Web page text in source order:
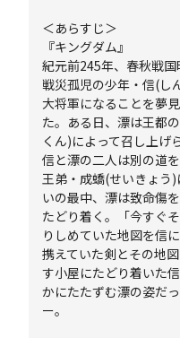
＜あらすじ＞
『キングダム』
紀元前245年、春秋戦国
戦災孤児の少年・信(し
大将軍になることを夢
た。ある日、漂は王都
くん)によって召し上げ
信と漂の二人は別の道
王弟・成蟜(せいきょう
いの最中、漂は致命傷
たどり着く。「今すぐ
りしめていた地図を信
携えていた剣とその地
す小屋にたどり着いた
かにたたずむ漂の姿だ
ー。